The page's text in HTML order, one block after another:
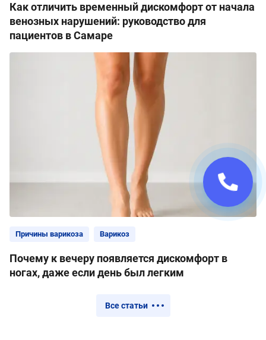
Как отличить временный дискомфорт от начала
венозных нарушений: руководство для
пациентов в Самаре
Причины варикоза Варикоз
Почему к вечеру появляется дискомфорт в
ногах, даже если день был легким
Все статьи